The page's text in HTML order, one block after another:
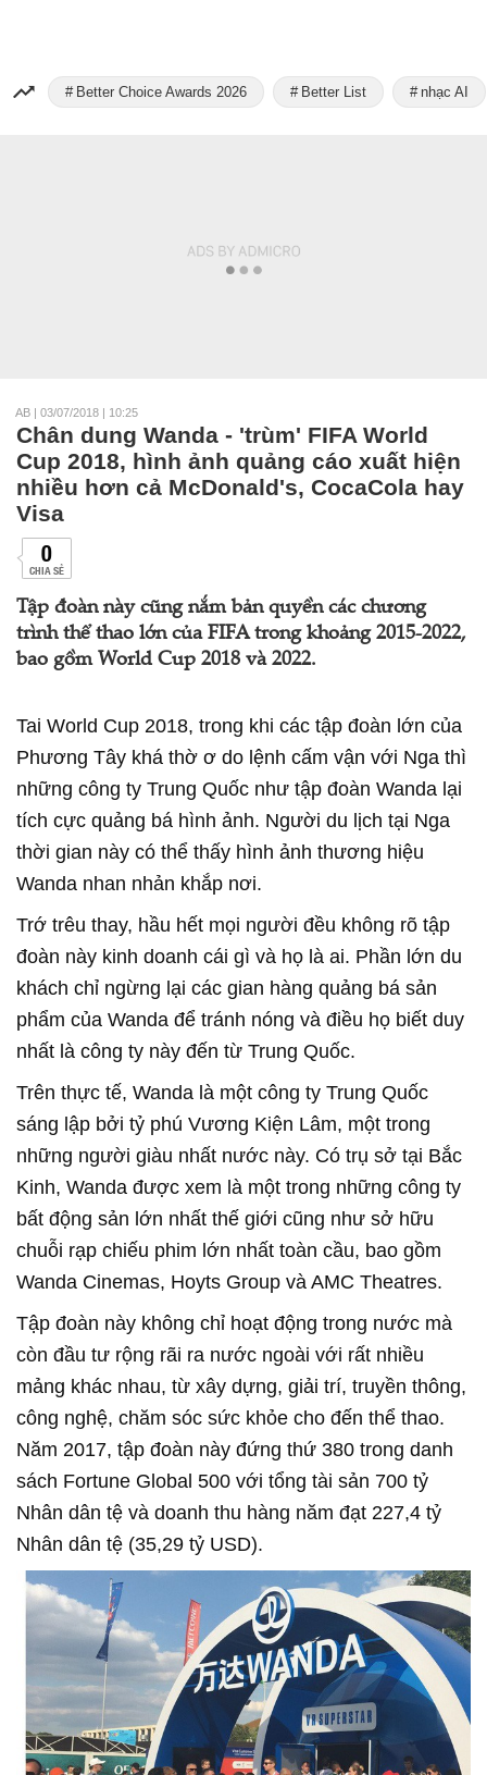
Better Choice Awards 2026 Better List nhạc AI
AB | 03/07/2018 | 10:25
Chân dung Wanda - 'trùm' FIFA World
Cup 2018, hình ảnh quảng cáo xuất hiện
nhiều hơn cả McDonald's, CocaCola hay
Visa
0
CHIA SẺ
Tập đoàn này cũng nắm bản quyền các chương
trình thể thao lớn của FIFA trong khoảng 2015-2022,
bao gồm World Cup 2018 và 2022.
Tai World Cup 2018, trong khi các tập đoàn lớn của
Phương Tây khá thờ ơ do lệnh cấm vận với Nga thì
những công ty Trung Quốc như tập đoàn Wanda lại
tích cực quảng bá hình ảnh. Người du lịch tại Nga
thời gian này có thể thấy hình ảnh thương hiệu
Wanda nhan nhản khắp nơi.
Trớ trêu thay, hầu hết mọi người đều không rõ tập
đoàn này kinh doanh cái gì và họ là ai. Phần lớn du
khách chỉ ngừng lại các gian hàng quảng bá sản
phẩm của Wanda để tránh nóng và điều họ biết duy
nhất là công ty này đến từ Trung Quốc.
Trên thực tế, Wanda là một công ty Trung Quốc
sáng lập bởi tỷ phú Vương Kiện Lâm, một trong
những người giàu nhất nước này. Có trụ sở tại Bắc
Kinh, Wanda được xem là một trong những công ty
bất động sản lớn nhất thế giới cũng như sở hữu
chuỗi rạp chiếu phim lớn nhất toàn cầu, bao gồm
Wanda Cinemas, Hoyts Group và AMC Theatres.
Tập đoàn này không chỉ hoạt động trong nước mà
còn đầu tư rộng rãi ra nước ngoài với rất nhiều
mảng khác nhau, từ xây dựng, giải trí, truyền thông,
công nghệ, chăm sóc sức khỏe cho đến thể thao.
Năm 2017, tập đoàn này đứng thứ 380 trong danh
sách Fortune Global 500 với tổng tài sản 700 tỷ
Nhân dân tệ và doanh thu hàng năm đạt 227,4 tỷ
Nhân dân tệ (35,29 tỷ USD).